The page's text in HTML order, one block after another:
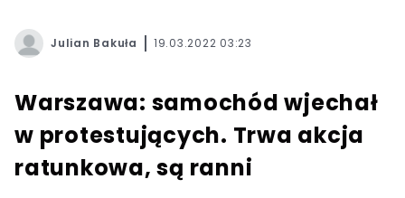
Julian Bakuła 19.03.2022 03:23
Warszawa: samochód wjechał
w protestujących. Trwa akcja
ratunkowa, są ranni